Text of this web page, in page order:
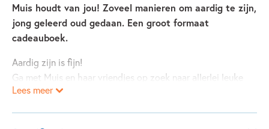
Muis houdt van jou! Zoveel manieren om aardig te zijn,
jong geleerd oud gedaan. Een groot formaat
cadeauboek.
Aardig zijn is fijn!
Ga met Muis en haar vriendjes op zoek naar allerlei leuke
manieren om aardig te zijn: delen, zorgen, geven, helpen en
Lees meer